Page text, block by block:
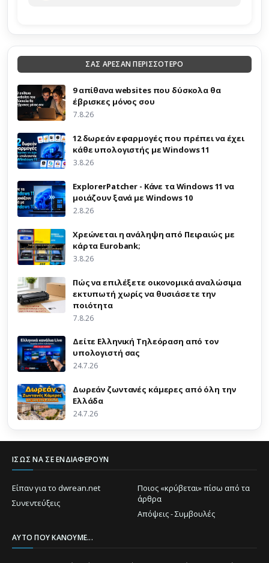
ΣΑΣ ΑΡΕΣΑΝ ΠΕΡΙΣΣΟΤΕΡΟ
9 απίθανα websites που δύσκολα θα
έβρισκες μόνος σου
7.8.26
12 δωρεάν εφαρμογές που πρέπει να έχει
κάθε υπολογιστής με Windows 11
3.8.26
ExplorerPatcher - Κάνε τα Windows 11 να
μοιάζουν ξανά με Windows 10
2.8.26
Χρεώνεται η ανάληψη από Πειραιώς με
κάρτα Eurobank;
3.8.26
Πώς να επιλέξετε οικονομικά αναλώσιμα
εκτυπωτή χωρίς να θυσιάσετε την
ποιότητα
7.8.26
Δείτε Ελληνική Τηλεόραση από τον
υπολογιστή σας
24.7.26
Δωρεάν ζωντανές κάμερες από όλη την
Ελλάδα
24.7.26
ΊΣΩΣ ΝΑ ΣΕ ΕΝΔΙΑΦΈΡΟΥΝ
Είπαν για το dwrean.net
Ποιος «κρύβεται» πίσω από τα
άρθρα
Συνεντεύξεις
Απόψεις - Συμβουλές
ΑΥΤΌ ΠΟΥ ΚΆΝΟΥΜΕ...